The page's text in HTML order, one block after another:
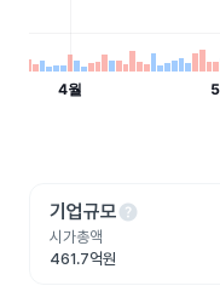
기업규모help
시가총액
461.7억원